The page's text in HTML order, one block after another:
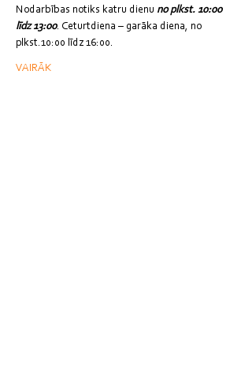
Nodarbības notiks katru dienu no plkst. 10:00
līdz 13:00. Ceturtdiena – garāka diena, no
plkst.10:00 līdz 16:00.
VAIRĀK